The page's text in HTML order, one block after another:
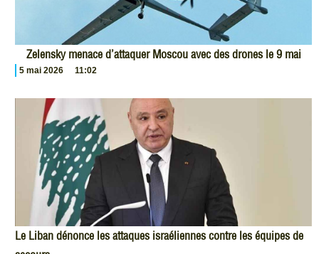
Zelensky menace d’attaquer Moscou avec des drones le 9 mai
5 mai 2026 11:02
Le Liban dénonce les attaques israéliennes contre les équipes de